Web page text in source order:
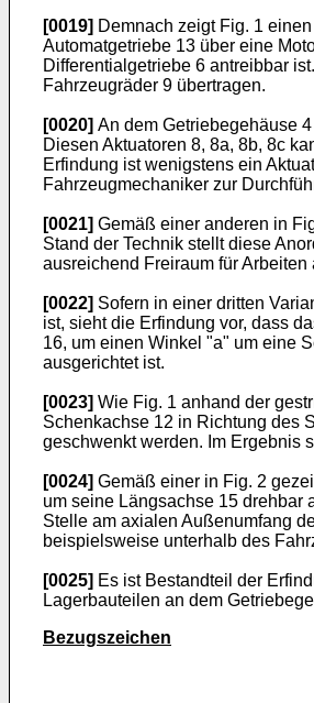
[0019] Demnach zeigt Fig. 1
Automatgetriebe 13 über eine
Differentialgetriebe 6 antreibbar
Fahrzeugräder 9 übertragen.
[0020] An dem Getriebegehäuse
Diesen Aktuatoren 8, 8a, 8b, 8c
Erfindung ist wenigstens ein
Fahrzeugmechaniker zur
[0021] Gemäß einer anderen in
Stand der Technik stellt diese
ausreichend Freiraum für
[0022] Sofern in einer dritten
ist, sieht die Erfindung vor, dass
16, um einen Winkel "a" um eine
ausgerichtet ist.
[0023] Wie Fig. 1 anhand der
Schenkachse 12 in Richtung des
geschwenkt werden. Im Ergebnis
[0024] Gemäß einer in Fig. 2
um seine Längsachse 15 drehbar
Stelle am axialen Außenumfang
beispielsweise unterhalb des
[0025] Es ist Bestandteil der
Lagerbauteilen an dem
Bezugszeichen